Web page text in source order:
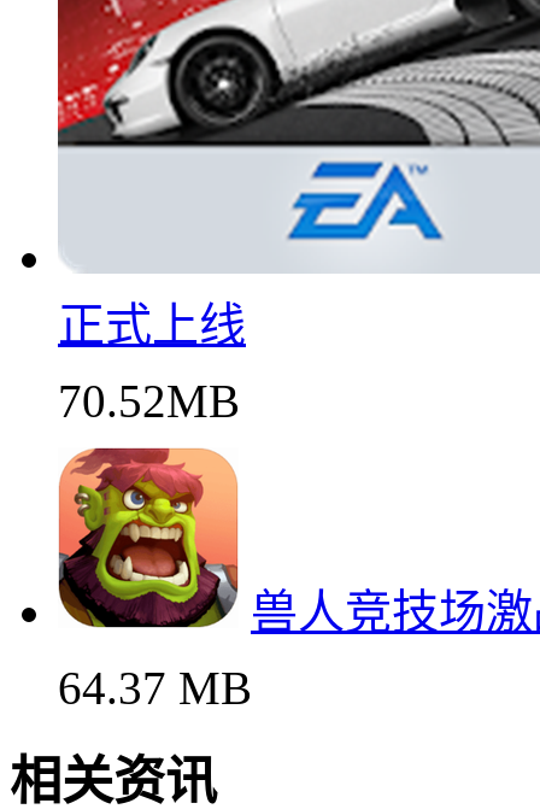
正式上线
70.52MB
兽人竞技场
64.37 MB
相关资讯